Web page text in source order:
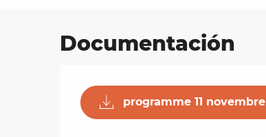
Documentación
programme 11 novembre